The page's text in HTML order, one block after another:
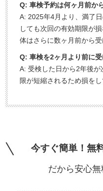
Q: 車検予約は何ヶ月前か
A: 2025年4月より、満了
しても次回の有効期限が
体はさらに数ヶ月前から
Q: 車検を2ヶ月より前に
A: 受検した日から2年後
限が短縮されるため損をし
今すぐ簡単！無
だから安心